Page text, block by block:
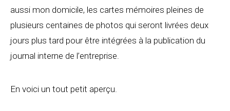
aussi mon domicile, les cartes mémoires pleines de
plusieurs centaines de photos qui seront livrées deux
jours plus tard pour être intégrées à la publication du
journal interne de l’entreprise.
En voici un tout petit aperçu.